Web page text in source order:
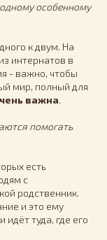
особенному
к двум. На
интернатов в
- важно, чтобы
мир, полный для
важна.
помогать
есть
с
родственник.
и это ему
туда, где его